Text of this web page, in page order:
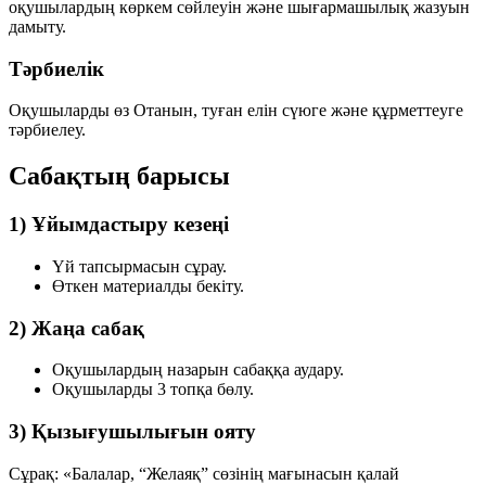
оқушылардың көркем сөйлеуін және шығармашылық жазуын
дамыту.
Тәрбиелік
Оқушыларды өз Отанын, туған елін сүюге және құрметтеуге
тәрбиелеу.
Сабақтың барысы
1) Ұйымдастыру кезеңі
Үй тапсырмасын сұрау.
Өткен материалды бекіту.
2) Жаңа сабақ
Оқушылардың назарын сабаққа аудару.
Оқушыларды 3 топқа бөлу.
3) Қызығушылығын ояту
Сұрақ: «Балалар, “Желаяқ” сөзінің мағынасын қалай